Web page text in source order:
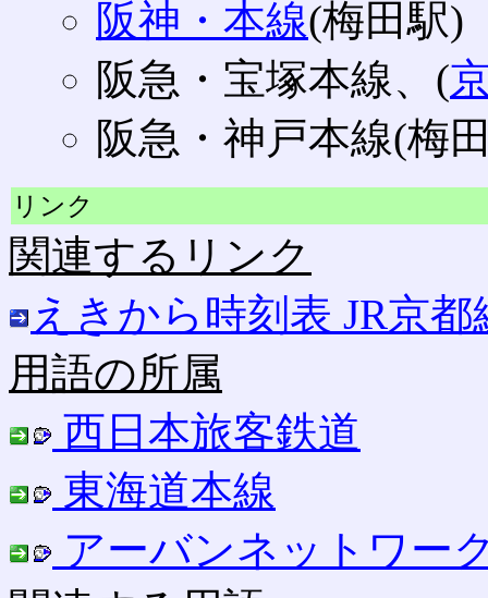
阪神・本線(梅田駅)
阪急・宝塚本線、(
阪急・神戸本線(梅
リンク
関連するリンク
えきから時刻表 JR京都
用語の所属
西日本旅客鉄道
東海道本線
アーバンネットワー